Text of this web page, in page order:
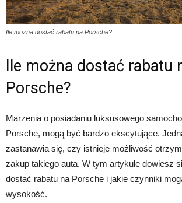
Ile można dostać rabatu na Porsche?
Ile można dostać rabatu
Porsche?
Marzenia o posiadaniu luksusowego
Porsche, mogą być bardzo ekscytujące.
zastanawia się, czy istnieje możliwość
zakup takiego auta. W tym artykule dowiesz
dostać rabatu na Porsche i jakie czynniki
wysokość.